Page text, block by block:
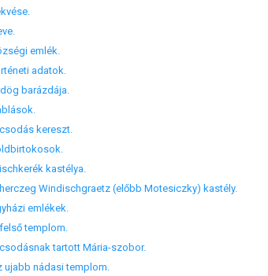
emlék.
adatok.
barázdája.
kereszt.
kastélya.
Windischgraetz (előbb Motesiczky) kastély.
emlékek.
templom.
tartott Mária-szobor.
ujabb nádasi templom.